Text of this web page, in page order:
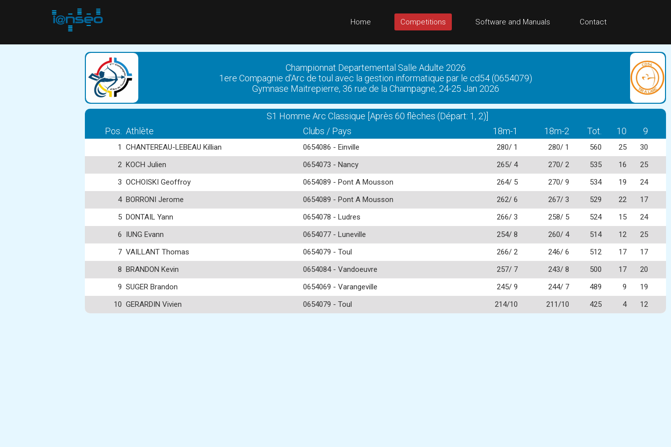
Home Competitions Software and Manuals Contact
Championnat Departemental Salle Adulte 2026
1ere Compagnie d'Arc de toul avec la gestion informatique par le cd54 (0654079)
Gymnase Maitrepierre, 36 rue de la Champagne, 24-25 Jan 2026
S1 Homme Arc Classique [Après 60 flèches (Départ: 1, 2)]
Pos. Athlète Clubs / Pays 18m-1 18m-2 Tot. 10 9
1 CHANTEREAU-LEBEAU Killian 0654086 - Einville 280/ 1 280/ 1 560 25
30
2 KOCH Julien 0654073 - Nancy 265/ 4 270/ 2 535 16
25
3 OCHOISKI Geoffroy 0654089 - Pont A Mousson 264/ 5 270/ 9 534 19
24
4 BORRONI Jerome 0654089 - Pont A Mousson 262/ 6 267/ 3 529 22
17
5 DONTAIL Yann 0654078 - Ludres 266/ 3 258/ 5 524 15
24
6 IUNG Evann 0654077 - Luneville 254/ 8 260/ 4 514 12
25
7 VAILLANT Thomas 0654079 - Toul 266/ 2 246/ 6 512 17
17
8 BRANDON Kevin 0654084 - Vandoeuvre 257/ 7 243/ 8 500 17
20
9 SUGER Brandon 0654069 - Varangeville 245/ 9 244/ 7 489 9
19
10 GERARDIN Vivien 0654079 - Toul 214/10 211/10 425 4 12